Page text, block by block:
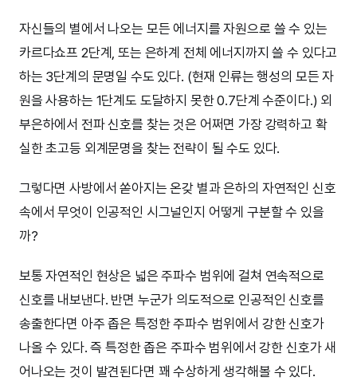
자신들의 별에서 나오는 모든 에너지를 자원으로 쓸 수 있는
카르다쇼프 2단계, 또는 은하계 전체 에너지까지 쓸 수 있다고
하는 3단계의 문명일 수도 있다. (현재 인류는 행성의 모든 자
원을 사용하는 1단계도 도달하지 못한 0.7단계 수준이다.) 외
부은하에서 전파 신호를 찾는 것은 어쩌면 가장 강력하고 확
실한 초고등 외계문명을 찾는 전략이 될 수도 있다.
그렇다면 사방에서 쏟아지는 온갖 별과 은하의 자연적인 신호
속에서 무엇이 인공적인 시그널인지 어떻게 구분할 수 있을
까?
보통 자연적인 현상은 넓은 주파수 범위에 걸쳐 연속적으로
신호를 내보낸다. 반면 누군가 의도적으로 인공적인 신호를
송출한다면 아주 좁은 특정한 주파수 범위에서 강한 신호가
나올 수 있다. 즉 특정한 좁은 주파수 범위에서 강한 신호가 새
어나오는 것이 발견된다면 꽤 수상하게 생각해볼 수 있다.